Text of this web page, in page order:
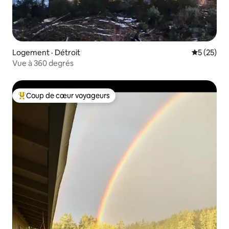
Logement · Détroit Note
5 (25)
Vue à 360 degrés
Coup de cœur voyageurs parmi les plus aimés
Coup de cœur voyageurs